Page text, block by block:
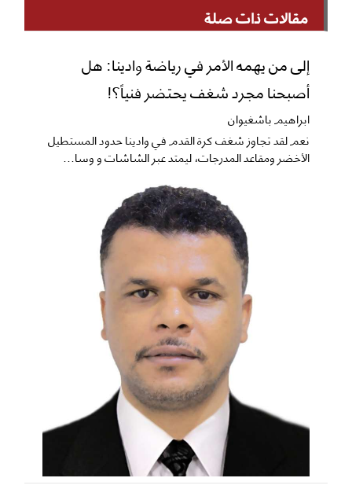
مقالات ذات صلة
إلى من يهمه الأمر في رياضة وادينا: هل
أصبحنا مجرد شغف يحتضر فنياً؟!
ابراهيم باشغيوان
نعم ​لقد تجاوز شغف كرة القدم في وادينا حدود المستطيل
الأخضر ومقاعد المدرجات، ليمتد عبر الشاشات و وسا...